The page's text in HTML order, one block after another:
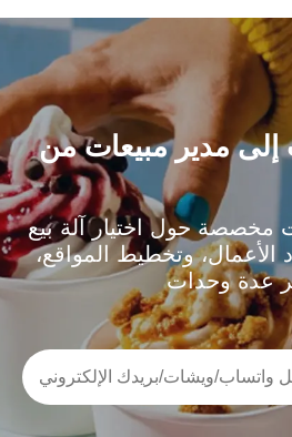
حول اختيار آلة بيع
الأعمال، وتخطيط المواقع،
عدة وحدات